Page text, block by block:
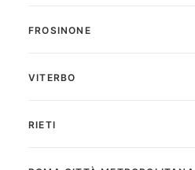
FROSINONE
VITERBO
RIETI